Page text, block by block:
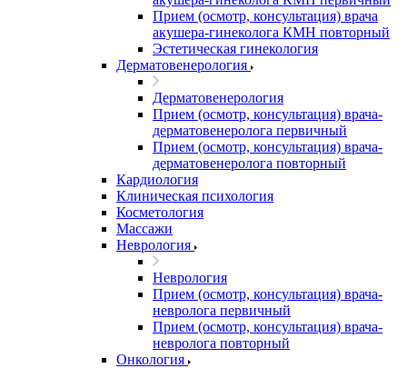
Прием (осмотр, консультация) врача
акушера-гинеколога КМН повторный
Эстетическая гинекология
Дерматовенерология
Дерматовенерология
Прием (осмотр, консультация) врача-
дерматовенеролога первичный
Прием (осмотр, консультация) врача-
дерматовенеролога повторный
Кардиология
Клиническая психология
Косметология
Массажи
Неврология
Неврология
Прием (осмотр, консультация) врача-
невролога первичный
Прием (осмотр, консультация) врача-
невролога повторный
Онкология